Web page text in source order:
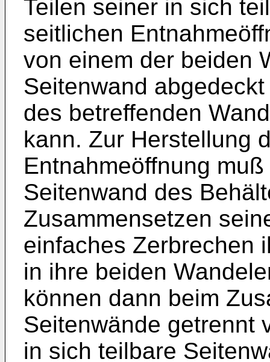
Teilen seiner in sich
seitlichen
von einem der beiden
Seitenwand
des betreffenden
kann. Zur Herstellung
Entnahmeöffnung
Seitenwand des
Zusammensetzen
einfaches Zerbrechen
in ihre beiden
können dann beim
Seitenwände getrennt
in sich teilbare